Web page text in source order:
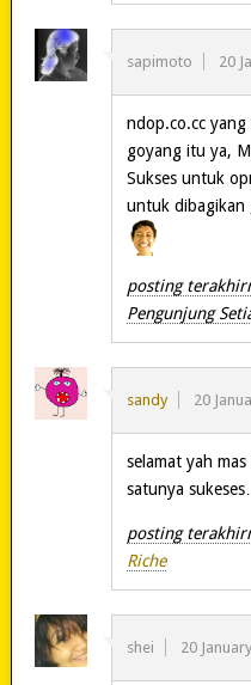
sapimoto 20
ndop.co.cc
goyang itu ya,
Sukses untuk
untuk dibagikan
posting
Pengunjung
sandy 20
selamat yah
satunya sukeses…
posting
Riche
shei 20